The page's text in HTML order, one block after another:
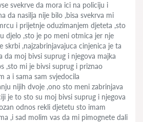
svekrve da mora ici na policiju i
da nasilja nije bilo ,bisa svekrva mi
i prijetnje oduzimanjem djeteta ,sto
djelo ,sto je po meni otmica jer nje
skrbi ,najzabrinjavajuca cinjenica je ta
da moj bivsi suprug i njegova majka
,sto mi je bivsi suprug i priznao
a i sama sam svjedocila
nijih dvoje ,ono sto meni zabrinjava
je to sto su moj bivsi suprug i njegova
odnos rekli djetetu sto imam
,i sad molim vas da mi pimognete dali